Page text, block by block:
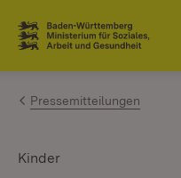
Zum Inhalt springen
Link zur Startseite
Pressemitteilungen
Kinder